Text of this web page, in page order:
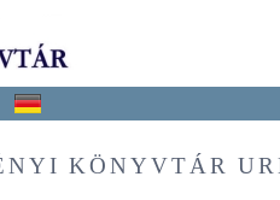
KÖNYVTÁR